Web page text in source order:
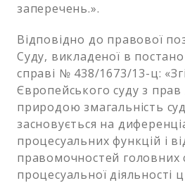
заперечень.».
Відповідно до правової
Суду, викладеної в
справі № 438/1673/13-ц:
Європейського суду з
природою змагальність
засновується на
процесуальних функцій і
правомочностей головних
процесуальної діяльності